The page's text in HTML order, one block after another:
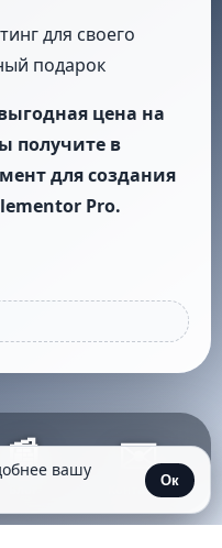
для своего
подарок
цена на
получите в
для создания
Pro.
📰 ✉️
Контакты
вашу
Ок